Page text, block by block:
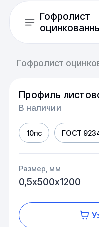
Гофролист
Гофролист
Профиль
В наличии
10пс ГОСТ
Размер, мм
0,5х500х1200